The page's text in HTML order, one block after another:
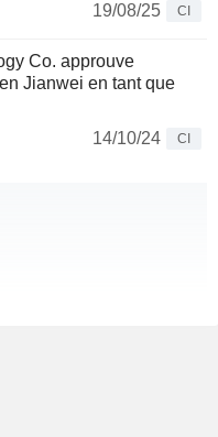
19/08/25
CI
Co. approuve
Jianwei en tant que
14/10/24
CI